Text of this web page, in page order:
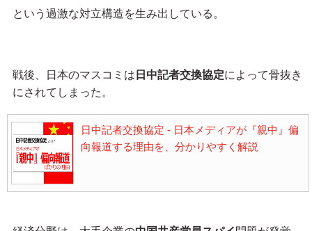
という過激な対立構造を生み出している。
戦後、日本のマスコミは 日中記者交換協定によって骨抜き
にされてしまった。
日中記者交換協定 - 日本メディアが『親中』偏
向報道する理由を、分かりやすく解説